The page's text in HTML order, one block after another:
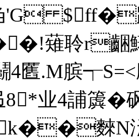
$ff�躇j
�!薙聆r齫鰙
4匶.M膑
业4誧簴�
麳N沄